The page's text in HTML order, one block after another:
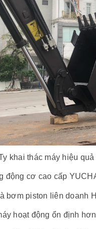
khai thác máy hiệu
động cơ cao cấp
bơm piston liên doanh
hoạt động ổn định